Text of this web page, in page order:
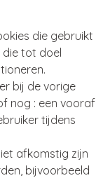
die gebruikt
tot doel
bij de vorige
nog : een vooraf
tijdens
afkomstig zijn
bijvoorbeeld